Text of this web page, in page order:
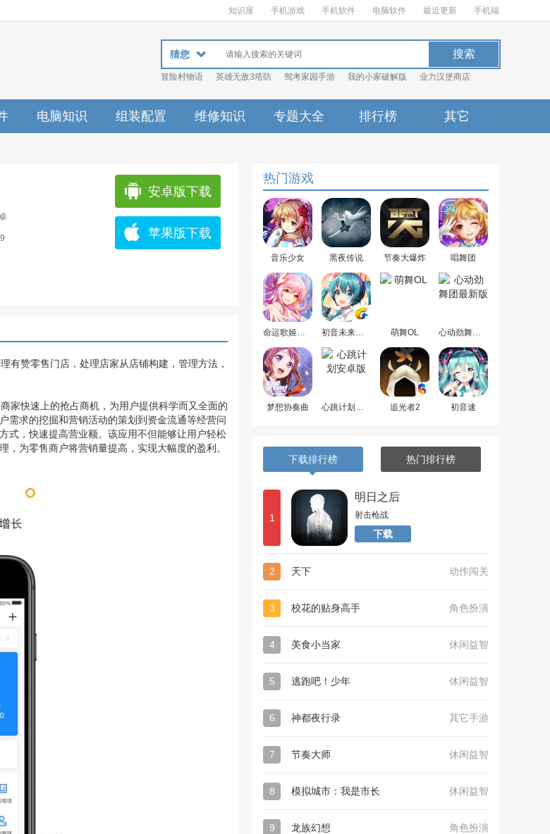
知识屋 手机游戏 手机软件 电脑软件 最近更新 手机端
猜您
冒险村物语 英雄无敌3塔防 驾考家园手游 我的小家破解版 业力汉堡商店
电脑知识 组装配置 维修知识 专题大全 排行榜 其它
安卓版下载
苹果版下载
有赞零售门店，处理店家从店铺构建，管理方法，
家快速上的抢占商机，为用户提供科学而又全面的
需求的挖掘和营销活动的策划到资金流通等经营问
式，快速提高营业额。该应用不但能够让用户轻松
为零售商户将营销量提高，实现大幅度的盈利。
热门游戏
音乐少女 黑夜传说 节奏大爆炸 唱舞团
命运歌姬安卓版 初音未来梦幻歌姬 萌舞OL 心动劲舞团最新版
梦想协奏曲 心跳计划安卓版 追光者2 初音速
下载排行榜 热门排行榜
1
明日之后
射击枪战
下载
2 天下 动作闯关
3 校花的贴身高手 角色扮演
4 美食小当家 休闲益智
5 逃跑吧！少年 休闲益智
6 神都夜行录 其它手游
7 节奏大师 休闲益智
8 模拟城市：我是市长 休闲益智
9 龙族幻想 角色扮演